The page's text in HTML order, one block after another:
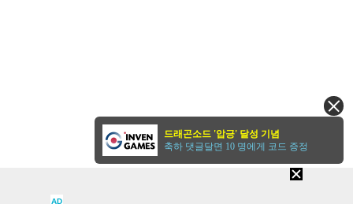
AD
드래곤소드 '압긍' 달성 기념
축하 댓글달면 10 명에게 코드 증정